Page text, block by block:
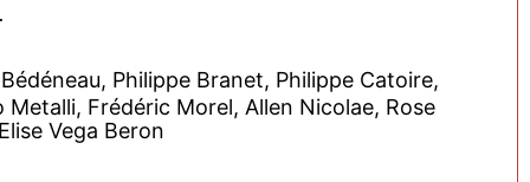
Philippe Branet, Philippe Catoire,
Frédéric Morel, Allen Nicolae, Rose
Vega Beron